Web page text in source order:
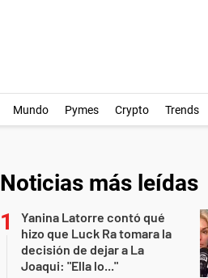
Mundo Pymes Crypto Trends
Noticias más leídas
Yanina Latorre contó qué
hizo que Luck Ra tomara la
decisión de dejar a La
Joaqui: "Ella lo..."